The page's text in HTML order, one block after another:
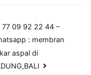
77 09 92 22 44 –
: membran
aspal di